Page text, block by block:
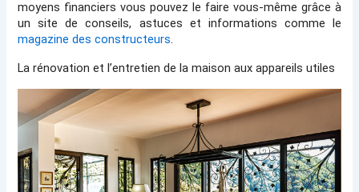
moyens financiers vous pouvez le faire vous-même grâce à
magazine des constructeurs.
La rénovation et l’entretien de la maison aux appareils utiles